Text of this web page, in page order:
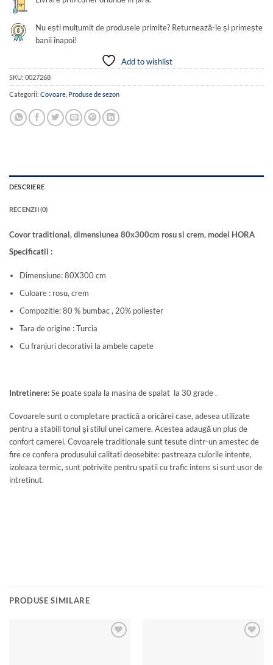
Nu ești mulțumit de produsele primite? Returnează-le și primește
banii înapoi!
Add to wishlist
SKU: 0027268
Categorii: Covoare Produse de sezon
DESCRIERE
RECENZII (0)
Covor traditional, dimensiunea 80x300cm rosu si crem, model HORA
Specificatii :
Dimensiune: 80X300 cm
Culoare : rosu, crem
Compozitie: 80 % bumbac , 20% poliester
Tara de origine : Turcia
Cu franjuri decorativi la ambele capete
Intretinere:Se poate spala la masina de spalat la 30 grade .
Covoarele sunt o completare practică a oricărei case, adesea utilizate
pentru a stabili tonul și stilul unei camere. Acestea adaugă un plus de
confort camerei. Covoarele traditionale sunt tesute dintr-un amestec de
fire ce confera produsului calitati deosebite: pastreaza culorile intente,
izoleaza termic, sunt potrivite pentru spatii cu trafic intens si sunt usor de
intretinut.
PRODUSE SIMILARE